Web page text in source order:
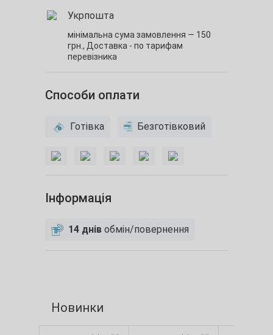
Укрпошта
мінімальна сума замовлення — 150
грн., Доставка - по тарифам
перевізника
Способи оплати
Готівка Безготівковий
Інформація
14 днів обмін/повернення
Новинки